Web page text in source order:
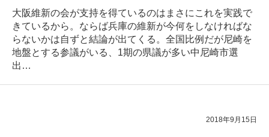
大阪維新の会が支持を得ているのはまさにこれを実践で
きているから。ならば兵庫の維新が今何をしなければな
らないかは自ずと結論が出てくる。全国比例だが尼崎を
地盤とする参議がいる、1期の県議が多い中尼崎市選
出…
2018年9月15日